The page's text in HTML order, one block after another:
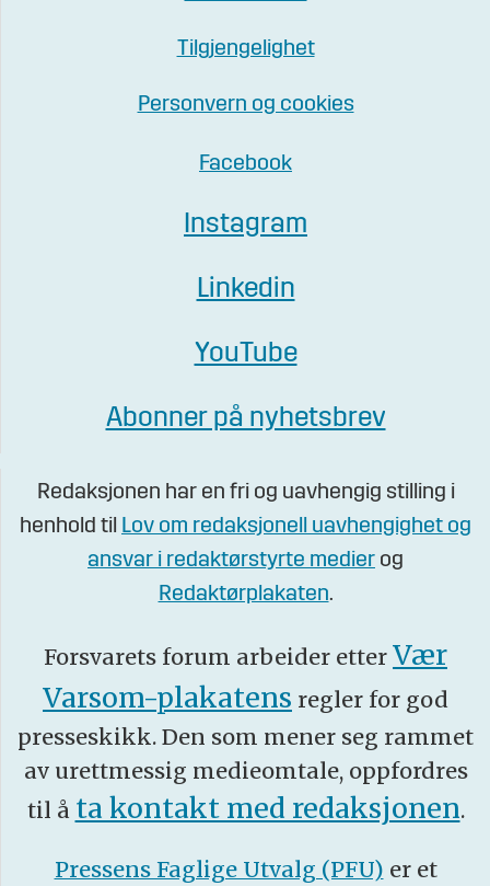
Tilgjengelighet
Personvern og cookies
Facebook
Instagram
Linkedin
YouTube
Abonner på nyhetsbrev
Redaksjonen har en fri og uavhengig stilling i
henhold til Lov om redaksjonell uavhengighet og
ansvar i redaktørstyrte medier og
Redaktørplakaten.
Forsvarets forum arbeider etter Vær
Varsom-plakatens regler for god
presseskikk. Den som mener seg rammet
av urettmessig medieomtale, oppfordres
til å ta kontakt med redaksjonen.
Pressens Faglige Utvalg (PFU) er et